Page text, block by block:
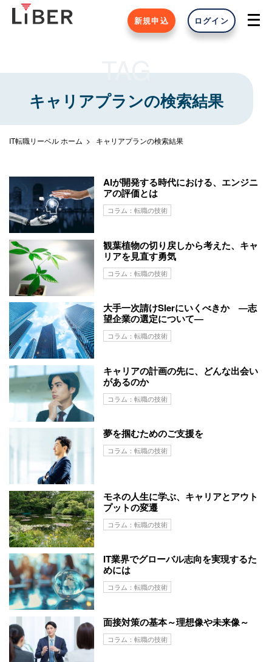
新規申込 ログイン
TAG
キャリアプランの検索結果
IT転職リーベル ホーム キャリアプランの検索結果
AIが開発する時代における、エンジニ
アの評価とは
コラム：転職の技術
観葉植物の切り戻しから考えた、キャ
リアを見直す勇気
コラム：転職の技術
大手一次請けSIerにいくべきか ―志
望企業の選定について―
コラム：転職の技術
キャリアの計画の先に、どんな出会い
があるのか
コラム：転職の技術
夢を掴むためのご支援を
コラム：転職の技術
モネの人生に学ぶ、キャリアとアウト
プットの変遷
コラム：転職の技術
IT業界でグローバル志向を実現するた
めには
コラム：転職の技術
面接対策の基本～理想像や未来像～
コラム：転職の技術